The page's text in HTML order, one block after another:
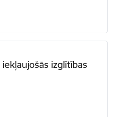
izglītības